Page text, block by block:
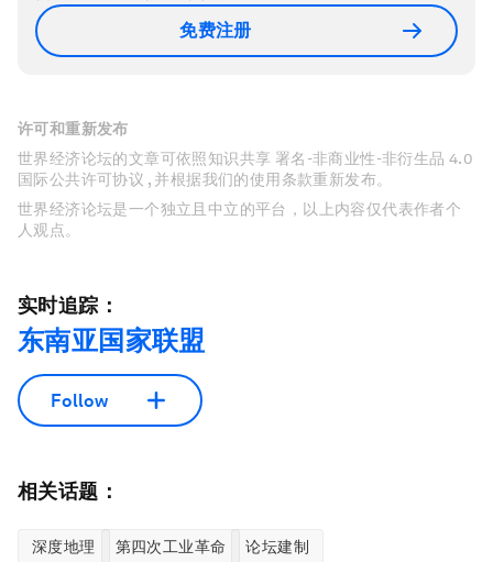
免费注册
许可和重新发布
世界经济论坛的文章可依照知识共享 署名-非商业性-非衍生品 4.0
国际公共许可协议 , 并根据我们的使用条款重新发布。
世界经济论坛是一个独立且中立的平台，以上内容仅代表作者个
人观点。
实时追踪：
东南亚国家联盟
Follow
相关话题：
深度地理 第四次工业革命 论坛建制